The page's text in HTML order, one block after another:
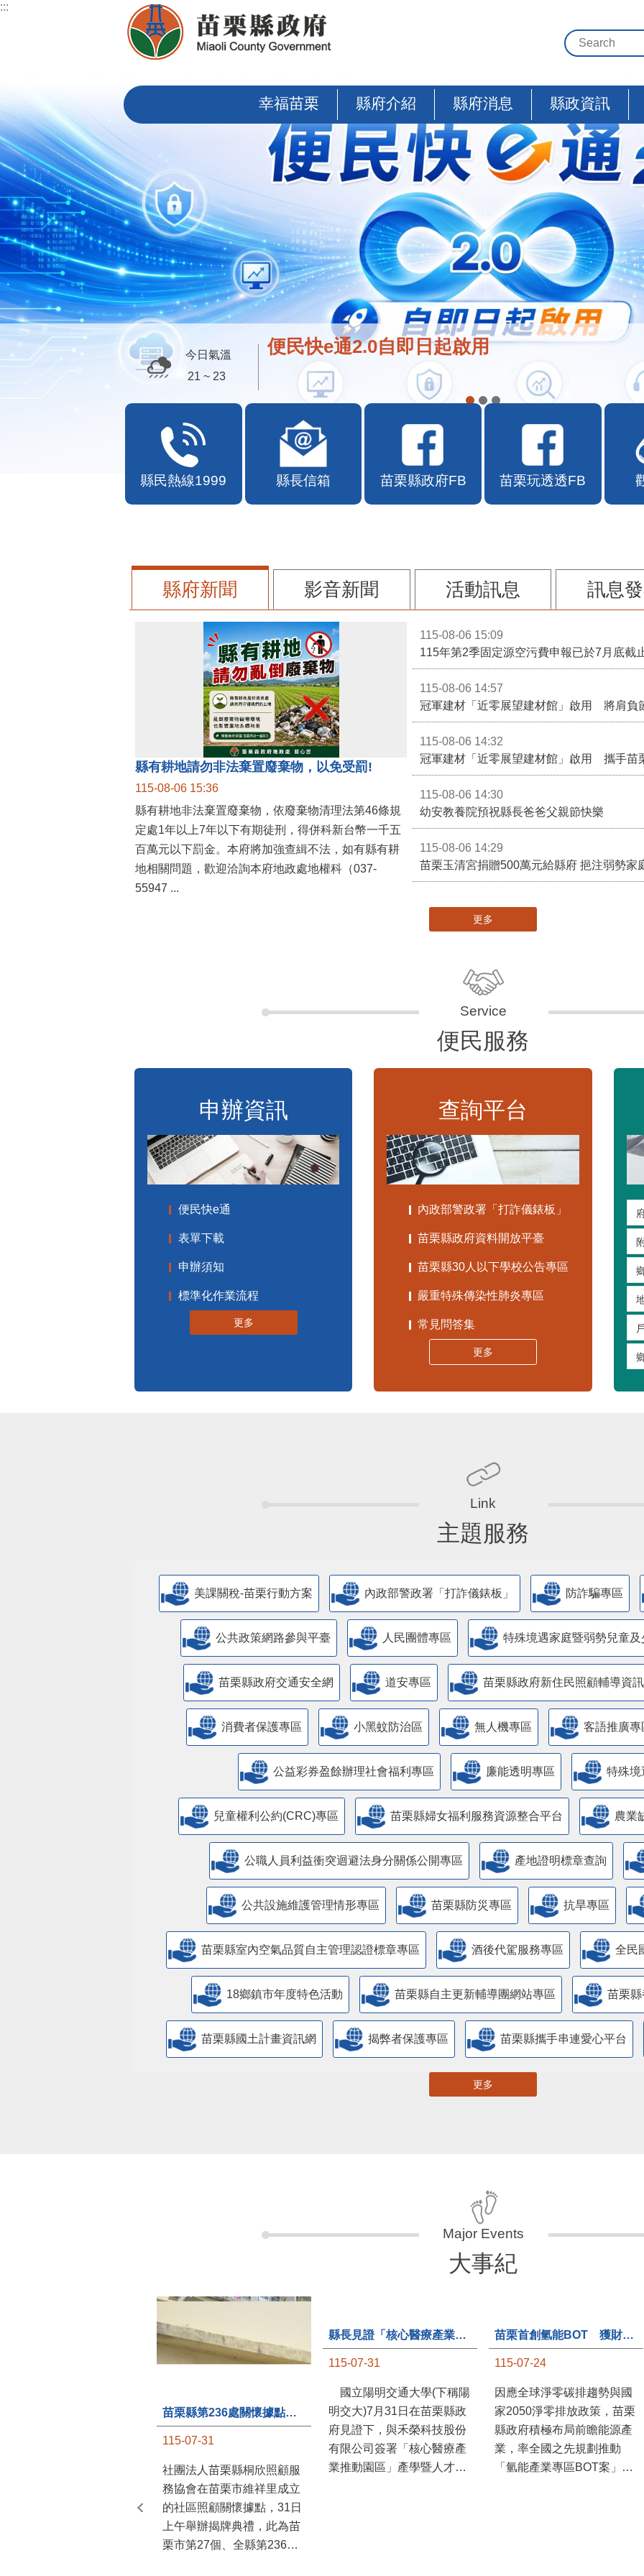
跳到主要內容區塊
:::
幸福苗栗 縣府介紹 縣府消息 縣政資訊
便民快e通2.0自即日起啟用
今日氣溫
21 ~ 23
縣民熱線1999 縣長信箱 苗栗縣政府FB 苗栗玩透透FB
縣府新聞 影音新聞 活動訊息 訊息
縣有耕地請勿非法棄置廢棄物，以免受罰!
115-08-06 15:36
縣有耕地非法棄置廢棄物，依廢棄物清理法第46條規
定處1年以上7年以下有期徒刑，得併科新台幣一千五
百萬元以下罰金。本府將加強查緝不法，如有縣有耕
地相關問題，歡迎洽詢本府地政處地權科（037-
55947 ...
115-08-06 15:09
115-08-06 14:57
冠軍建材「近零展望建材館」啟用 將肩負
115-08-06 14:32
冠軍建材「近零展望建材館」啟用 攜手苗
115-08-06 14:30
幼安教養院預祝縣長爸爸父親節快樂
115-08-06 14:29
苗栗玉清宮捐贈500萬元給縣府 挹注弱勢家
更多
便民服務
申辦資訊
便民快e通
表單下載
申辦須知
標準化作業流程
更多
查詢平台
內政部警政署「打詐儀錶板」
苗栗縣政府資料開放平臺
苗栗縣30人以下學校公告專區
嚴重特殊傳染性肺炎專區
常見問答集
更多
主題服務
美課關稅-苗栗行動方案 內政部警政署「打詐儀錶板」 防詐騙專區
公共政策網路參與平臺 人民團體專區 特殊境遇家庭暨弱勢兒童
苗栗縣政府交通安全網 道安專區 苗栗縣政府新住民照顧輔導資
消費者保護專區 小黑蚊防治區 無人機專區 客語推廣專
公益彩券盈餘辦理社會福利專區 廉能透明專區 特殊境
兒童權利公約(CRC)專區 苗栗縣婦女福利服務資源整合平台 農業
公職人員利益衝突迴避法身分關係公開專區 產地證明標章查詢
​公共設施維護管理情形專區 苗栗縣防災專區 抗旱專區
苗栗縣室內空氣品質自主管理認證標章專區 酒後代駕服務專區 全民
18鄉鎮市年度特色活動 苗栗縣自主更新輔導團網站專區 苗栗
苗栗縣國土計畫資訊網 揭弊者保護專區 苗栗縣攜手串連愛心平台
更多
大事紀
苗栗縣第236處關懷據點在苗栗市維祥里揭牌
115-07-31
社團法人苗栗縣桐欣照顧服
務協會在苗栗市維祥里成立
的社區照顧關懷據點，31日
上午舉辦揭牌典禮，此為苗
栗市第27個、全縣第236處
縣長見證「核心醫療產業推動園區」產學合作簽約儀式
115-07-31
國立陽明交通大學(下稱陽
苗栗首創氫能BOT 獲財政部「突破之翼」肯定
115-07-24